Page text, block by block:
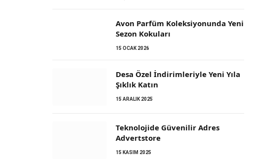
Avon Parfüm Koleksiyonunda Yeni
Sezon Kokuları
15 OCAK 2026
Desa Özel İndirimleriyle Yeni Yıla
Şıklık Katın
15 ARALIK 2025
Teknolojide Güvenilir Adres
Advertstore
15 KASIM 2025